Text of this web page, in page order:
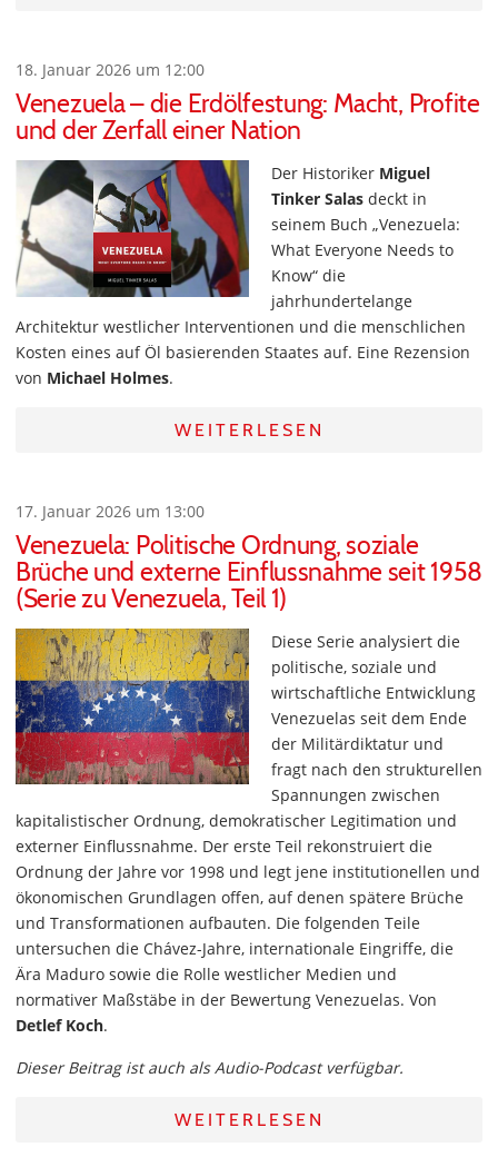
18. Januar 2026 um 12:00
Venezuela – die Erdölfestung: Macht, Profite
und der Zerfall einer Nation
Der Historiker Miguel
Tinker Salas deckt in
seinem Buch „Venezuela:
What Everyone Needs to
Know“ die
jahrhundertelange
Architektur westlicher Interventionen und die menschlichen
Kosten eines auf Öl basierenden Staates auf. Eine Rezension
von Michael Holmes.
WEITERLESEN
17. Januar 2026 um 13:00
Venezuela: Politische Ordnung, soziale
Brüche und externe Einflussnahme seit 1958
(Serie zu Venezuela, Teil 1)
Diese Serie analysiert die
politische, soziale und
wirtschaftliche Entwicklung
Venezuelas seit dem Ende
der Militärdiktatur und
fragt nach den strukturellen
Spannungen zwischen
kapitalistischer Ordnung, demokratischer Legitimation und
externer Einflussnahme. Der erste Teil rekonstruiert die
Ordnung der Jahre vor 1998 und legt jene institutionellen und
ökonomischen Grundlagen offen, auf denen spätere Brüche
und Transformationen aufbauten. Die folgenden Teile
untersuchen die Chávez-Jahre, internationale Eingriffe, die
Ära Maduro sowie die Rolle westlicher Medien und
normativer Maßstäbe in der Bewertung Venezuelas. Von
Detlef Koch.
Dieser Beitrag ist auch als Audio-Podcast verfügbar.
WEITERLESEN